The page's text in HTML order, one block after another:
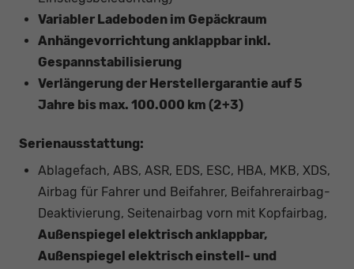
Variabler Ladeboden im Gepäckraum
Anhängevorrichtung anklappbar inkl.
Gespannstabilisierung
Verlängerung der Herstellergarantie auf 5
Jahre bis max. 100.000 km (2+3)
Serienausstattung:
Ablagefach, ABS, ASR, EDS, ESC, HBA, MKB, XDS,
Airbag für Fahrer und Beifahrer, Beifahrerairbag-
Deaktivierung, Seitenairbag vorn mit Kopfairbag,
Außenspiegel elektrisch anklappbar,
Außenspiegel elektrisch einstell- und